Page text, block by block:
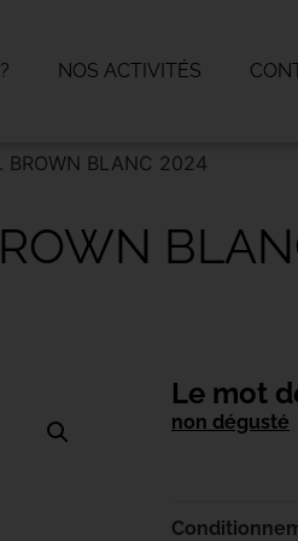
NOS ACTIVITÉS
BROWN BLANC 2024
Le mot
non dégusté